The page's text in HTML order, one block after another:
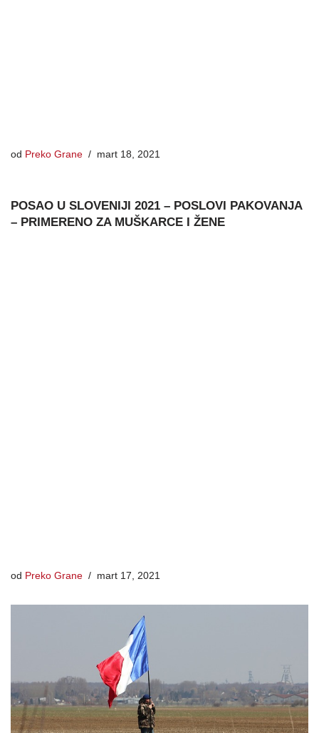
od Preko Grane mart 18, 2021
POSAO U SLOVENIJI 2021 – POSLOVI PAKOVANJA
– PRIMERENO ZA MUŠKARCE I ŽENE
od Preko Grane mart 17, 2021